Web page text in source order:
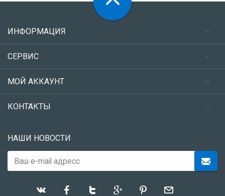
ИНФОРМАЦИЯ
СЕРВИС
МОЙ АККАУНТ
КОНТАКТЫ
НАШИ НОВОСТИ